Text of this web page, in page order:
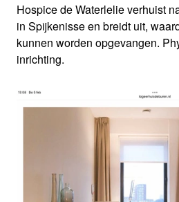
Hospice de Waterlelie verhuist
in Spijkenisse en breidt uit,
kunnen worden opgevangen.
inrichting.